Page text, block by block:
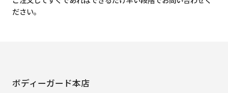
ださい。
ボディーガード本店